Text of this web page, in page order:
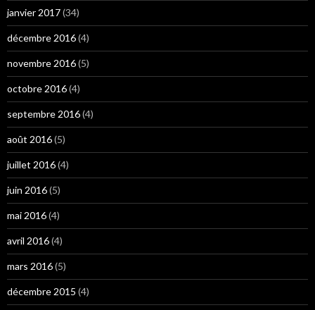
janvier 2017(34)
décembre 2016(4)
novembre 2016(5)
octobre 2016(4)
septembre 2016(4)
août 2016(5)
juillet 2016(4)
juin 2016(5)
mai 2016(4)
avril 2016(4)
mars 2016(5)
décembre 2015 (4)